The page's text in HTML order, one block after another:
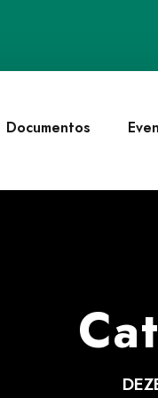
Documentos